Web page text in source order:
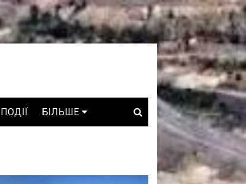
ПОДІЇ БІЛЬШЕ
WHO IS WHO